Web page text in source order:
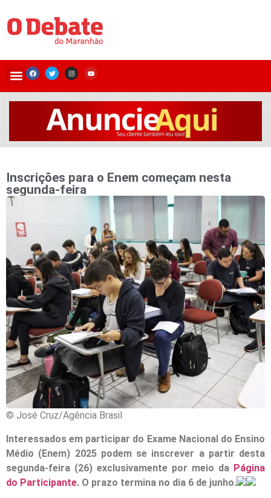
Inscrições para o Enem começam nesta
segunda-feira
© José Cruz/Agência Brasil
Interessados em participar do Exame Nacional do Ensino
Médio (Enem) 2025 podem se inscrever a partir desta
segunda-feira (26) exclusivamente por meio da Página
do Participante. O prazo termina no dia 6 de junho.